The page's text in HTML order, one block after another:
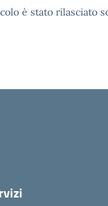
è stato rilasciato